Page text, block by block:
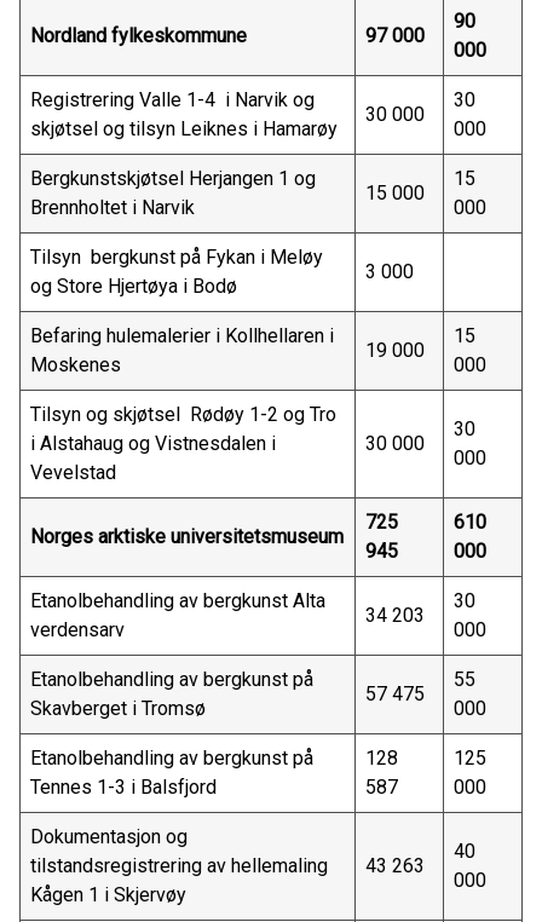
Nordland fylkeskommune 97 000
90
000
Registrering Valle 1-4 i Narvik og
skjøtsel og tilsyn Leiknes i Hamarøy
30 000
30
000
Bergkunstskjøtsel Herjangen 1 og
Brennholtet i Narvik
15 000
15
000
Tilsyn bergkunst på Fykan i Meløy
og Store Hjertøya i Bodø
3 000
Befaring hulemalerier i Kollhellaren i
Moskenes
19 000
15
000
Tilsyn og skjøtsel Rødøy 1-2 og Tro
i Alstahaug og Vistnesdalen i
Vevelstad
30 000
30
000
Norges arktiske universitetsmuseum
725
945
610
000
Etanolbehandling av bergkunst Alta
verdensarv
34 203
30
000
Etanolbehandling av bergkunst på
Skavberget i Tromsø
57 475
55
000
Etanolbehandling av bergkunst på
Tennes 1-3 i Balsfjord
128
587
125
000
Dokumentasjon og
tilstandsregistrering av hellemaling
Kågen 1 i Skjervøy
43 263
40
000